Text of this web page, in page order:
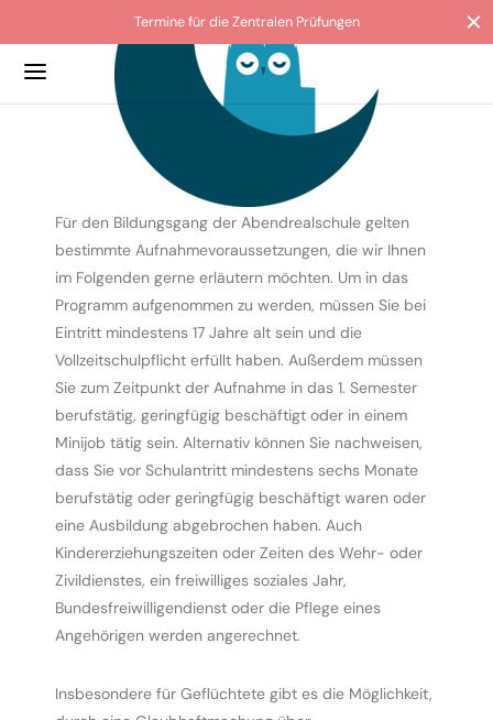
Termine für die Zentralen Prüfungen
VORAUSSETZUNG
Für den Bildungsgang der Abendrealschule gelten
bestimmte Aufnahmevoraussetzungen, die wir Ihnen
im Folgenden gerne erläutern möchten. Um in das
Programm aufgenommen zu werden, müssen Sie bei
Eintritt mindestens 17 Jahre alt sein und die
Vollzeitschulpflicht erfüllt haben. Außerdem müssen
Sie zum Zeitpunkt der Aufnahme in das 1. Semester
berufstätig, geringfügig beschäftigt oder in einem
Minijob tätig sein. Alternativ können Sie nachweisen,
dass Sie vor Schulantritt mindestens sechs Monate
berufstätig oder geringfügig beschäftigt waren oder
eine Ausbildung abgebrochen haben. Auch
Kindererziehungszeiten oder Zeiten des Wehr- oder
Zivildienstes, ein freiwilliges soziales Jahr,
Bundesfreiwilligendienst oder die Pflege eines
Angehörigen werden angerechnet.
Insbesondere für Geflüchtete gibt es die Möglichkeit,
Abendrealschule der Stadt Köln
& Förderung
Prüfungen ZP10
& PROJEKTE
ohne Rassismus